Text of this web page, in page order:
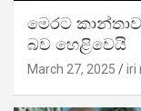
මෙරට
බව හෙළිවෙයි
March 27, 2025 iri